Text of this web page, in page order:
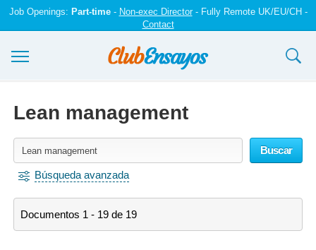
Job Openings: Part-time- Non-exec Director- Fully Remote UK/EU/CH -
Contact
Iniciar sesión
Lean management
Buscar
Búsqueda avanzada
Documentos 1 - 19 de 19